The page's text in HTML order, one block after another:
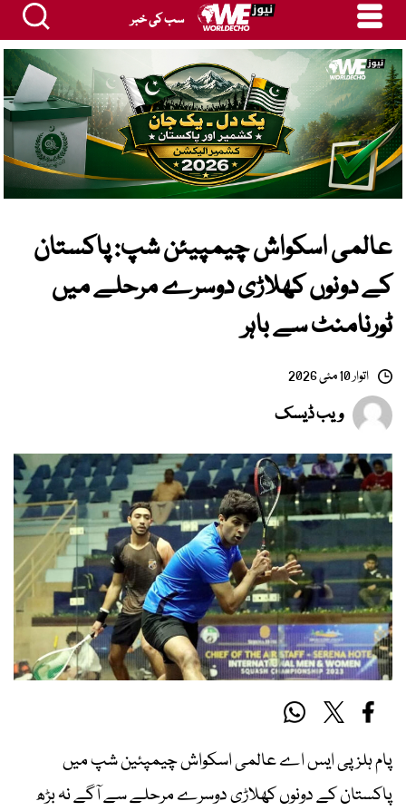
سب کی خبر
عالمی اسکواش چیمپیئن شپ: پاکستان
کے دونوں کھلاڑی دوسرے مرحلے میں
ٹورنامنٹ سے باہر
اتوار 10 مئی 2026
ویب ڈیسک
پام ہلز پی ایس اے عالمی اسکواش چیمپئین شپ میں
پاکستان کے دونوں کھلاڑی دوسرے مرحلے سے آگے نہ بڑھ